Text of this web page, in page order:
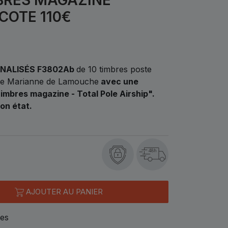
110€
F3802Ab de 10 timbres poste
Marianne de Lamouche avec une
magazine - Total Pole Airship".
état.
48h
AJOUTER AU PANIER